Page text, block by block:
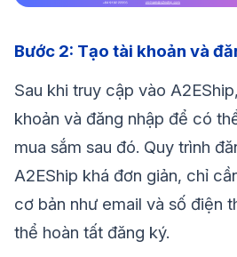
Bước 2: Tạo tài khoản và
Sau khi truy cập vào
khoản và đăng nhập để có
mua sắm sau đó. Quy trình
A2EShip khá đơn giản, chỉ
cơ bản như email và số điện
thể hoàn tất đăng ký.